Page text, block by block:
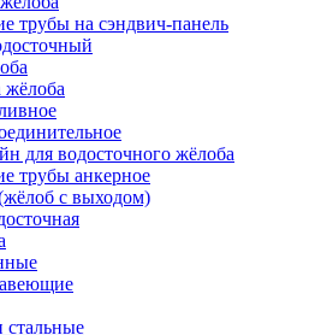
трубы на сэндвич-панель
жёлоба
для водосточного жёлоба
трубы анкерное
с выходом)
стальные